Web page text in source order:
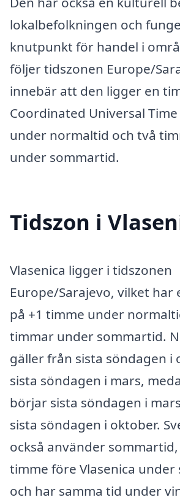
lokalbefolkningen och
knutpunkt för handel i
följer tidszonen Europe/
innebär att den ligger en
Coordinated Universal Time
under normaltid och två
under sommartid.
Tidszon i
Vlasenica ligger i tidszonen
Europe/Sarajevo, vilket har
på +1 timme under
timmar under sommartid.
gäller från sista söndagen i
sista söndagen i mars,
börjar sista söndagen i
sista söndagen i oktober.
också använder
timme före Vlasenica
och har samma tid under